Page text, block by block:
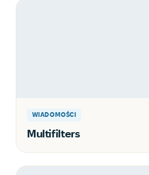
WIADOMOŚCI
Multifilters